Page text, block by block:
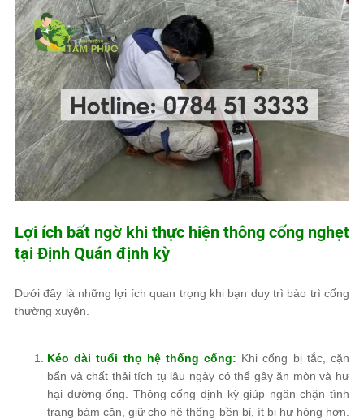
Lợi ích bất ngờ khi thực hiện thông cống nghẹt
tại Định Quán định kỳ
Dưới đây là những lợi ích quan trọng khi bạn duy trì bảo trì cống
thường xuyên.
Kéo dài tuổi thọ hệ thống cống: Khi cống bị tắc, cặn
bẩn và chất thải tích tụ lâu ngày có thể gây ăn mòn và hư
hại đường ống. Thông cống định kỳ giúp ngăn chặn tình
trạng bám cặn, giữ cho hệ thống bền bỉ, ít bị hư hỏng hơn.